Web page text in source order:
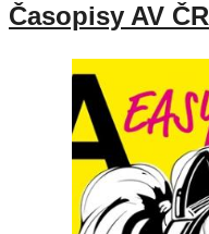
Časopisy AV ČR